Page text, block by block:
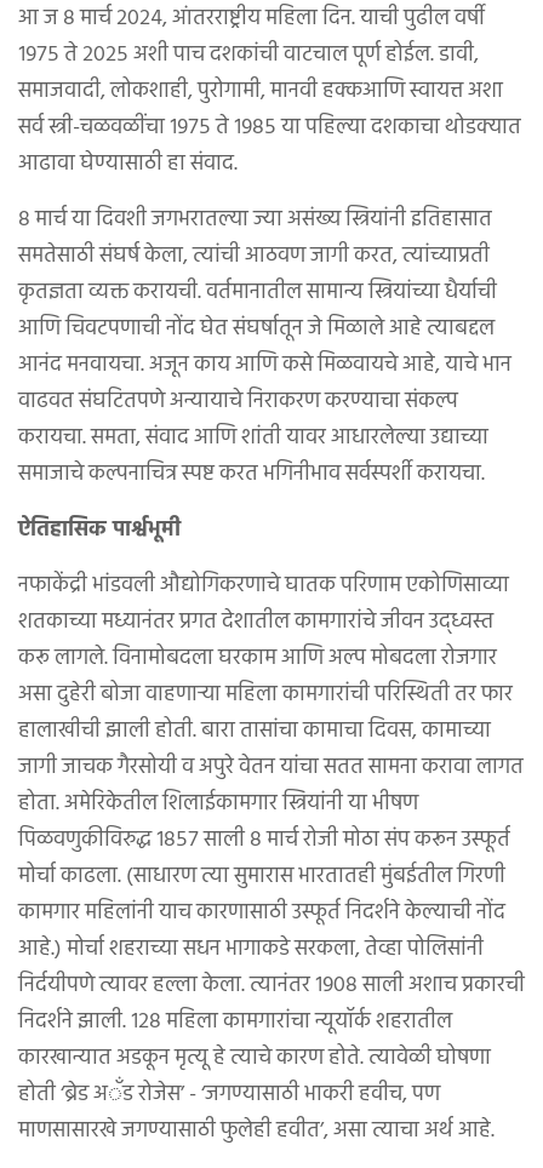
आ ज ८ मार्च २०२४, आंतरराष्ट्रीय महिला दिन. याची पुढील वर्षी
१९७५ ते २०२५ अशी पाच दशकांची वाटचाल पूर्ण होईल. डावी,
समाजवादी, लोकशाही, पुरोगामी, मानवी हक्कआणि स्वायत्त अशा
सर्व स्त्री-चळवळींचा १९७५ ते १९८५ या पहिल्या दशकाचा थोडक्यात
आढावा घेण्यासाठी हा संवाद.
८ मार्च या दिवशी जगभरातल्या ज्या असंख्य स्त्रियांनी इतिहासात
समतेसाठी संघर्ष केला, त्यांची आठवण जागी करत, त्यांच्याप्रती
कृतज्ञता व्यक्त करायची. वर्तमानातील सामान्य स्त्रियांच्या धैर्याची
आणि चिवटपणाची नोंद घेत संघर्षातून जे मिळाले आहे त्याबद्दल
आनंद मनवायचा. अजून काय आणि कसे मिळवायचे आहे, याचे भान
वाढवत संघटितपणे अन्यायाचे निराकरण करण्याचा संकल्प
करायचा. समता, संवाद आणि शांती यावर आधारलेल्या उद्याच्या
समाजाचे कल्पनाचित्र स्पष्ट करत भगिनीभाव सर्वस्पर्शी करायचा.
ऐतिहासिक पार्श्वभूमी
नफाकेंद्री भांडवली औद्योगिकरणाचे घातक परिणाम एकोणिसाव्या
शतकाच्या मध्यानंतर प्रगत देशातील कामगारांचे जीवन उद्ध्वस्त
करू लागले. विनामोबदला घरकाम आणि अल्प मोबदला रोजगार
असा दुहेरी बोजा वाहणाऱ्या महिला कामगारांची परिस्थिती तर फार
हालाखीची झाली होती. बारा तासांचा कामाचा दिवस, कामाच्या
जागी जाचक गैरसोयी व अपुरे वेतन यांचा सतत सामना करावा लागत
होता. अमेरिकेतील शिलाईकामगार स्त्रियांनी या भीषण
पिळवणुकीविरुद्ध १८५७ साली ८ मार्च रोजी मोठा संप करून उस्फूर्त
मोर्चा काढला. (साधारण त्या सुमारास भारतातही मुंबईतील गिरणी
कामगार महिलांनी याच कारणासाठी उस्फूर्त निदर्शने केल्याची नोंद
आहे.) मोर्चा शहराच्या सधन भागाकडे सरकला, तेव्हा पोलिसांनी
निर्दयीपणे त्यावर हल्ला केला. त्यानंतर १९०८ साली अशाच प्रकारची
निदर्शने झाली. १२८ महिला कामगारांचा न्यूयॉर्क शहरातील
कारखान्यात अडकून मृत्यू हे त्याचे कारण होते. त्यावेळी घोषणा
होती ‘ब्रेड अॅंड रोजेस’ - ‘जगण्यासाठी भाकरी हवीच, पण
माणसासारखे जगण्यासाठी फुलेही हवीत’, असा त्याचा अर्थ आहे.